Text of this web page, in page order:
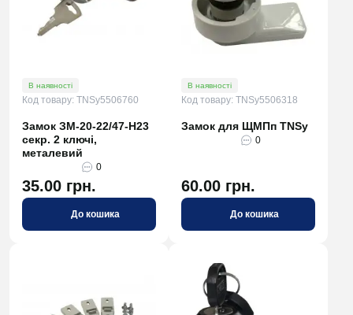
В наявності
Код товару: TNSy5506760
Замок ЗМ-20-22/47-H23
секр. 2 ключі,
металевий
0
35.00 грн.
До кошика
В наявності
Код товару: TNSy5506318
Замок для ЩМПп TNSy
0
60.00 грн.
До кошика